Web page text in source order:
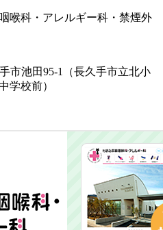
喉科・アレルギー科・禁煙外
市池田95-1（長久手市立北小
学校前）